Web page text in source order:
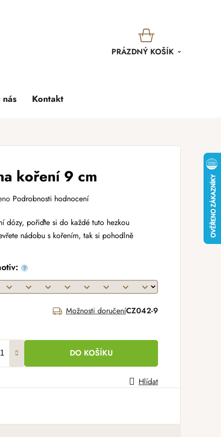
KOŠÍK
PRÁZDNÝ KOŠÍK
nás Kontakt
koření 9 cm
Podrobnosti hodnocení
dózy, pořiďte si do každé tuto hezkou
nádobu s kořením, tak si pohodlně
?
Možnosti doručeníCZ042-9
DO KOŠÍKU
Hlídat